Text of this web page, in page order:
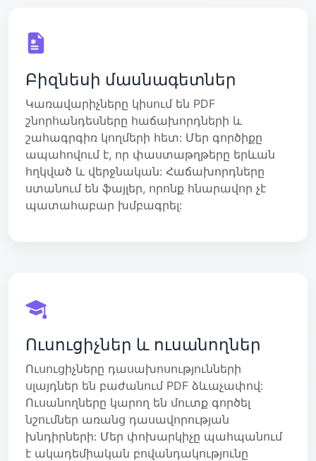
Բիզնեսի մասնագետներ
Կառավարիչները կիսում են PDF
շնորհանդեսները հաճախորդների և
շահագրգիռ կողմերի հետ: Մեր գործիքը
ապահովում է, որ փաստաթղթերը երևան
հղկված և վերջնական: Հաճախորդները
ստանում են ֆայլեր, որոնք հնարավոր չէ
պատահաբար խմբագրել:
Ուսուցիչներ և ուսանողներ
Ուսուցիչները դասախոսությունների
սլայդներ են բաժանում PDF ձևաչափով:
Ուսանողները կարող են մուտք գործել
նշումներ առանց դասավորության
խնդիրների: Մեր փոխարկիչը պահպանում
է ակադեմիական բովանդակությունը